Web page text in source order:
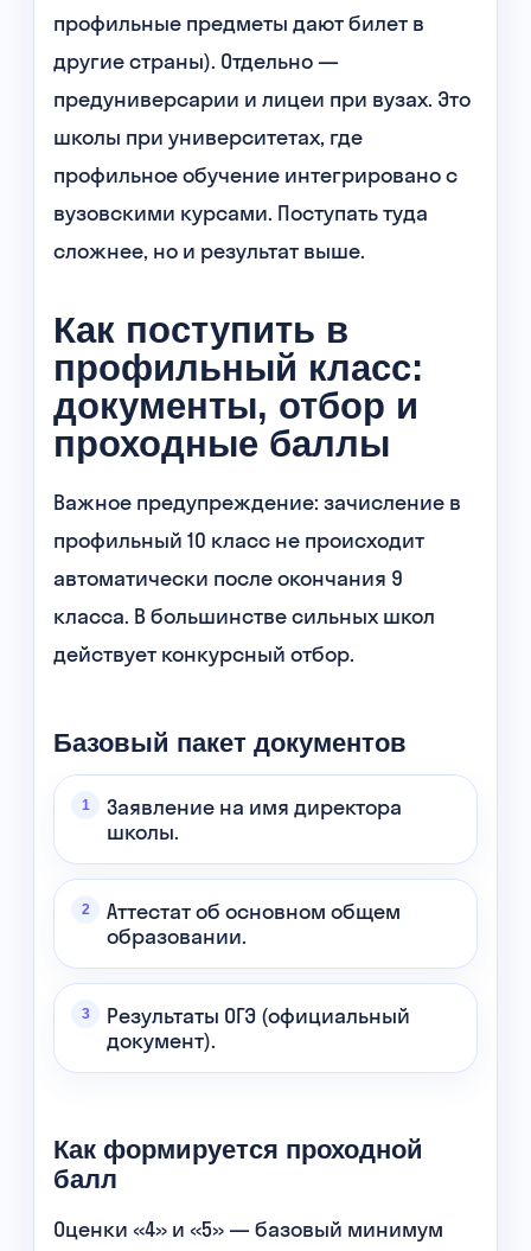
профильные предметы дают билет в
другие страны). Отдельно —
предуниверсарии и лицеи при вузах. Это
школы при университетах, где
профильное обучение интегрировано с
вузовскими курсами. Поступать туда
сложнее, но и результат выше.
Как поступить в
профильный класс:
документы, отбор и
проходные баллы
Важное предупреждение: зачисление в
профильный 10 класс не происходит
автоматически после окончания 9
класса. В большинстве сильных школ
действует конкурсный отбор.
Базовый пакет документов
Заявление на имя директора
школы.
Аттестат об основном общем
образовании.
Результаты ОГЭ (официальный
документ).
Как формируется проходной
балл
Оценки «4» и «5» — базовый минимум